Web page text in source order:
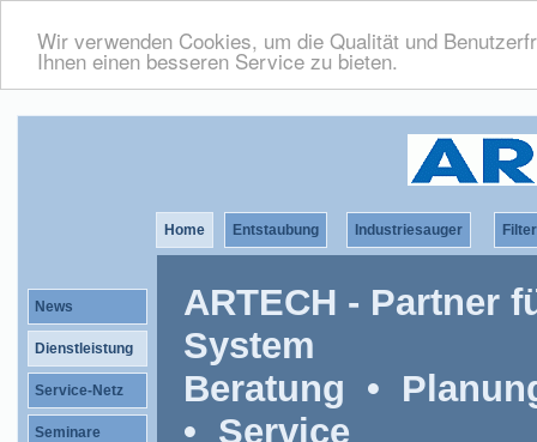
Wir verwenden Cookies, um die Qualität und
Ihnen einen besseren Service zu bieten.
Home Entstaubung Industriesauger
News
Dienstleistung
Service-Netz
Seminare
ARTECH - Partner
System
Beratung •
• Service